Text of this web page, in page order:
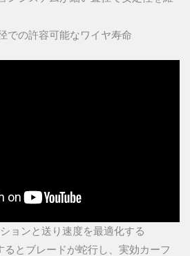
での許容可能なワイヤ寿命
ョンと送り速度を最適化する
るとブレードが蛇行し、実効カーフ